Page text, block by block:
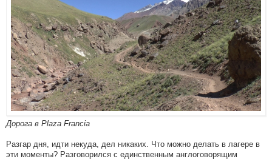
Дорога в Plaza Francia
Разгар дня, идти некуда, дел никаких. Что можно делать в лагере в
эти моменты? Разговорился с единственным англоговорящим